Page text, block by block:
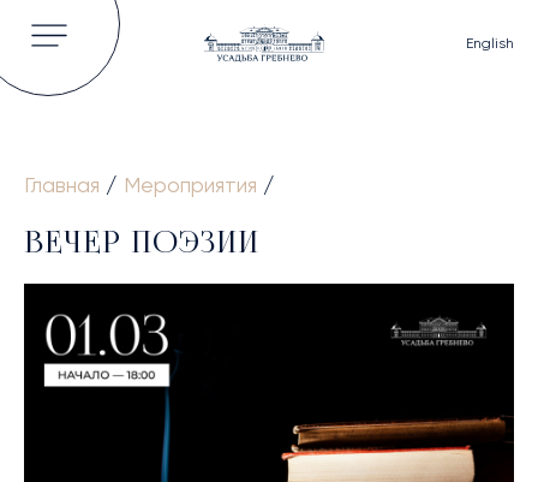
English
ОБ УСАДЬБЕ
ВЛАДЕЛЬЦЫ УСАДЬБЫ
КНИГИ И СТАТЬИ
НОВОСТИ
Главная / Мероприятия /
ВЕЧЕР ПОЭЗИИ